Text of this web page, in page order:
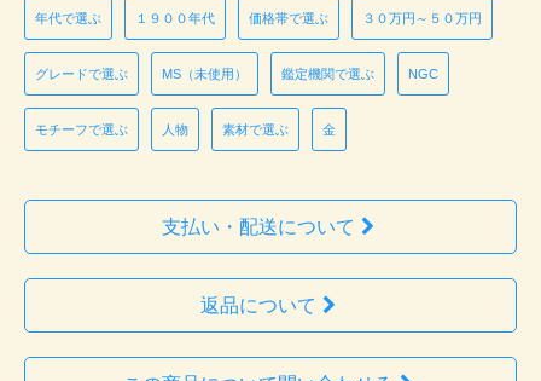
年代で選ぶ １９００年代 価格帯で選ぶ ３０万円～５０万円
グレードで選ぶ MS（未使用） 鑑定機関で選ぶ NGC
モチーフで選ぶ 人物 素材で選ぶ 金
支払い・配送について
返品について